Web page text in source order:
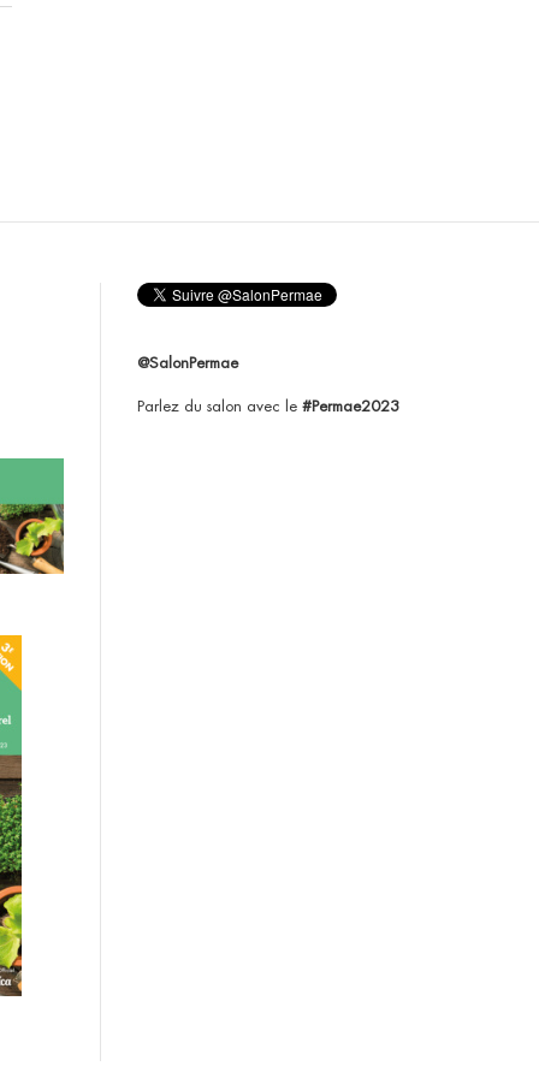
@SalonPermae
Parlez du salon avec le #Permae2023